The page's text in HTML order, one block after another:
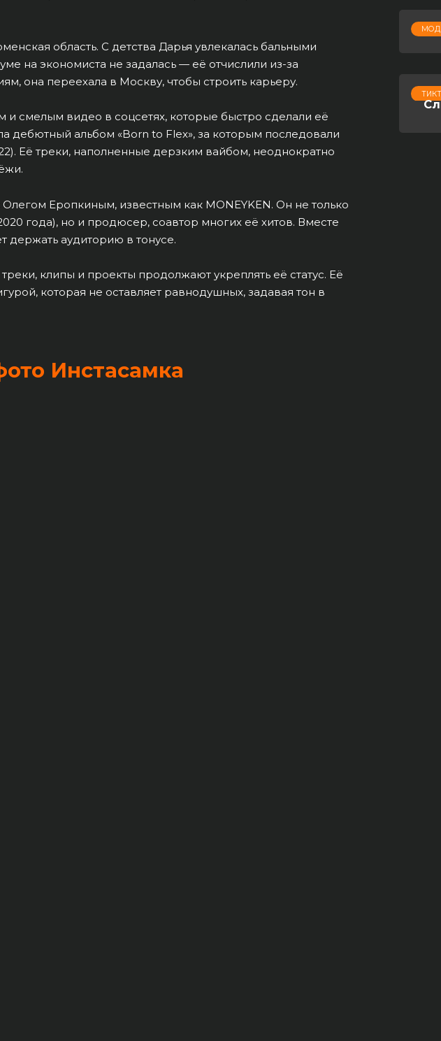
область. С детства Дарья увлекалась бальными
на экономиста не задалась — её отчислили из-за
она переехала в Москву, чтобы строить карьеру.
смелым видео в соцсетях, которые быстро сделали её
дебютный альбом «Born to Flex», за которым последовали
Её треки, наполненные дерзким вайбом, неоднократно
Еропкиным, известным как MONEYKEN. Он не только
года), но и продюсер, соавтор многих её хитов. Вместе
держать аудиторию в тонусе.
клипы и проекты продолжают укреплять её статус. Её
которая не оставляет равнодушных, задавая тон в
Инстасамка